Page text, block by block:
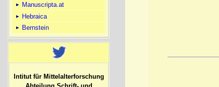
Manuscripta.at
Hebraica
Bernstein
Intitut für Mittelalterforschung